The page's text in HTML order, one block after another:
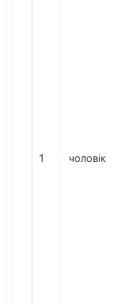
1 чоловік